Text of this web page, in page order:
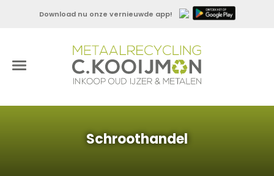
Download nu onze vernieuwde app!
Schroothandel